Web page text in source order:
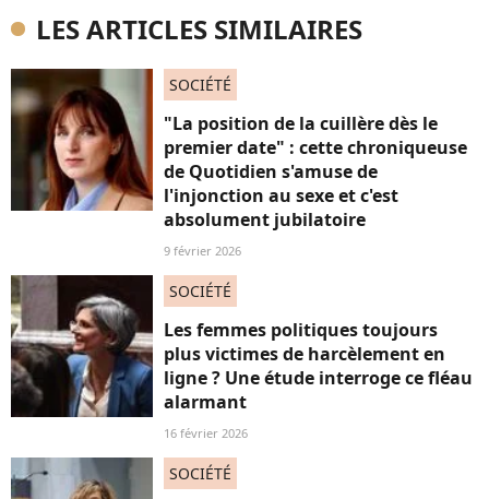
LES ARTICLES SIMILAIRES
SOCIÉTÉ
"La position de la cuillère dès le
premier date" : cette chroniqueuse
de Quotidien s'amuse de
l'injonction au sexe et c'est
absolument jubilatoire
9 février 2026
SOCIÉTÉ
Les femmes politiques toujours
plus victimes de harcèlement en
ligne ? Une étude interroge ce fléau
alarmant
16 février 2026
SOCIÉTÉ